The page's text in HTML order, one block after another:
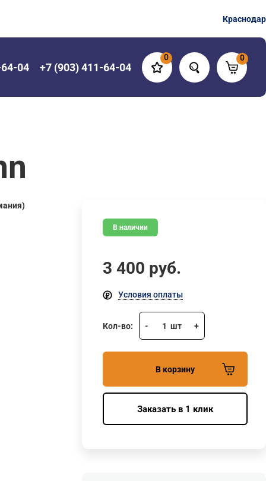
Краснодар
04 +7 (903) 411-64-04
0 0
В наличии
3 400 руб.
Условия оплаты
Кол-во: - 1 шт +
В корзину
Заказать в 1 клик